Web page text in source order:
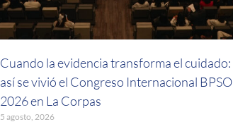
Cuando la evidencia transforma el cuidado:
así se vivió el Congreso Internacional BPSO
2026 en La Corpas
5 agosto, 2026